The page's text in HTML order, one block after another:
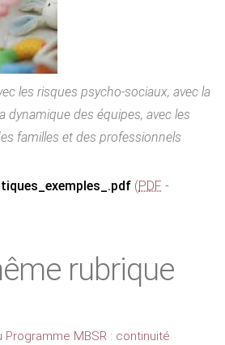
les risques psycho-sociaux, avec la
dynamique des équipes, avec les
familles et des professionnels
(PDF -
rubrique
Programme MBSR : continuité